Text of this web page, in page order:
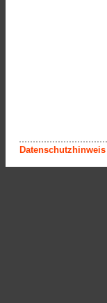
Datenschutzhinweis